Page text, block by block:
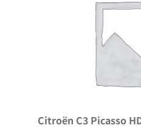
Citroën C3 Picasso